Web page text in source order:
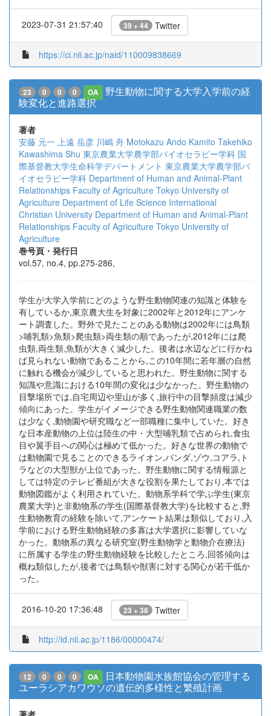
2023-07-31 21:57:40 39 + 44 Twitter
https://ci.nii.ac.jp/naid/110009838669
23 0 0 0 OA
野生動物に関する大学入学前の経
験変化と進路選択
著者
安藤 元一 上遠 岳彦 川嶋 舟 Motokazu Ando Kamito Takehiko
Kawashima Shu 東京農業大学農学部バイオセラピー学科 国
際基督教大学生命科学デパートメント 東京農業大学農学部バ
イオセラピー学科 Department of Human and Animal-Plant
Relationships Faculty of Agriculture Tokyo University of
Agriculture Department of Life Science International
Christian University Department of Human and Animal-Plant
Relationships Faculty of Agriculture Tokyo University of
Agriculture
巻号頁・発行日
vol.57, no.4, pp.275-286,
学生が大学入学前にどのような野生動物関連の知識と体験を
有しているか,東京農大生を対象に2002年と2012年にアンケ
ート調査した。野外で見たことのある動物は2002年には鳥類
>哺乳類>魚類>爬虫類>両生類の順であったが,2012年には爬
虫類,両生類,魚類が大きく減少した。後者は水辺などに行かね
ば見られない動物であることから,この10年間に若年層の自然
に触れる機会が減少していると思われた。野生動物に関する
知識や意識における10年間の変化は少なかった。野生動物の
目撃場所では,自宅周辺や里山が多く,旅行中の目撃頻度は減少
傾向にあった。学生がイメージできる野生動物関連職業の数
は少なく,動物園や研究職など一部職種に集中していた。好き
な日本産動物の上位は陸生の中・大型哺乳類で占められ,食虫
目や翼手目への関心は極めて低かった。好きな世界の動物で
は動物園で見ることのできるライオン,パンダ,ゾウ,コアラ,ト
ラなどの大型獣が上位であった。野生動物に関する情報源と
しては特定のテレビ番組が大きな役割を果たしており,本では
動物図鑑がよく利用されていた。動物系学科で学ぶ学生(東京
農業大学)と非動物系の学生(国際基督教大学)を比較すると,野
生動物教育の経験を除いて,アンケート結果は類似しており,入
学前における野生動物経験の多寡は大学選択に影響していな
かった。動物系の異なる研究室(野生動物学と動物介在療法)
に所属する学生の野生動物経験を比較したところ,回答傾向は
概ね類似したが,後者では鳥類や獣害に対する関心が若干低か
った。
2016-10-20 17:36:48 23 + 38 Twitter
http://id.nii.ac.jp/1186/00000474/
12 0 0 0 OA
日本動物園水族館協会の管理する
ユーラシアカワウソの遺伝的多様性と繁殖計画